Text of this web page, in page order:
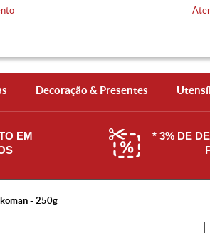
Decoração & Presentes
EM
* 3% DE
- 250g